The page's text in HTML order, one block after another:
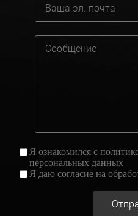
Я ознакомился с
персональных данных
Я даюсогласие на